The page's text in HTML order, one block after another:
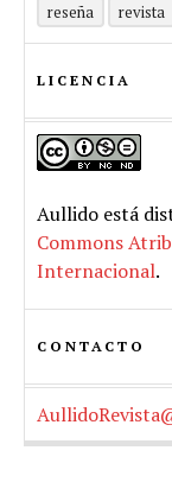
reseña
revista
LICENCIA
Aullido está
Commons
Internacional.
CONTACTO